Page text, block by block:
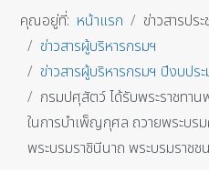
คุณอยู่ที่: หน้าแรก ข่าวสารปร
ข่าวสารผู้บริหารกรมฯ
ข่าวสารผู้บริหารกรมฯ ปีงบป
กรมปศุสัตว์ ได้รับพระราชทาน
ในการบำเพ็ญกุศล ถวายพระบร
พระบรมราชินีนาถ พระบรมราช